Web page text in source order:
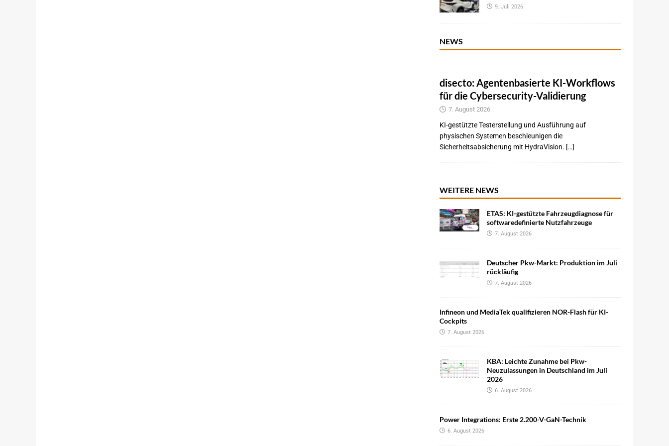
9. Juli 2026
NEWS
disecto: Agentenbasierte KI-Workflows
für die Cybersecurity-Validierung
7. August 2026
KI-gestützte Testerstellung und Ausführung auf
physischen Systemen beschleunigen die
Sicherheitsabsicherung mit HydraVision. […]
WEITERE NEWS
ETAS: KI-gestützte Fahrzeugdiagnose für
softwaredefinierte Nutzfahrzeuge
7. August 2026
Deutscher Pkw-Markt: Produktion im Juli
rückläufig
7. August 2026
Infineon und MediaTek qualifizieren NOR-Flash für KI-
Cockpits
7. August 2026
KBA: Leichte Zunahme bei Pkw-
Neuzulassungen in Deutschland im Juli
2026
6. August 2026
Power Integrations: Erste 2.200-V-GaN-Technik
6. August 2026